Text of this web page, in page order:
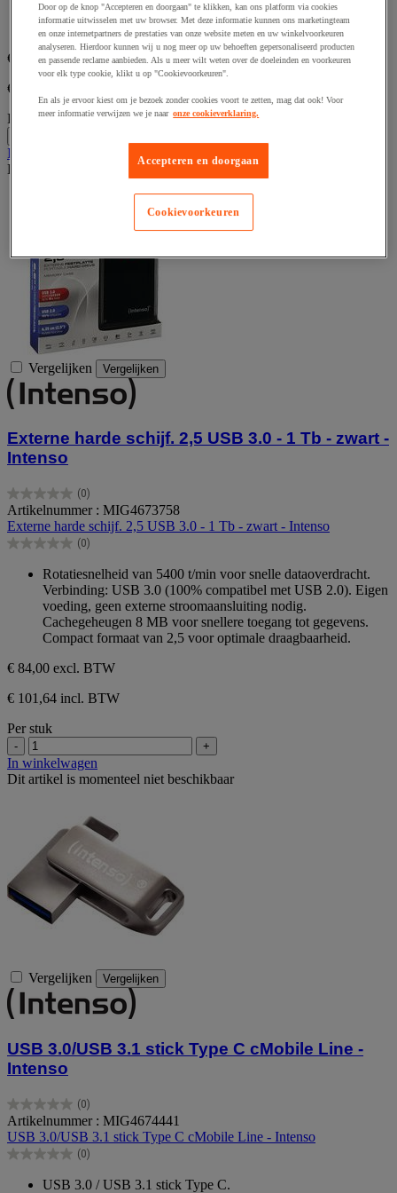
sterren.
versies) Maximale leessnelheid: 35,00 MB/s (235 x)
Maximale schrijfsnelheid: 20,00 MB/s (134 x)
€ 47,75excl. BTW
€ 57,78 incl. BTW
Per stuk
In winkelwagen
Dit artikel is momenteel niet beschikbaar
Vergelijken Vergelijken
Externe harde schijf. 2,5 USB 3.0 - 1 Tb - zwart -
Intenso
(0)
0.0
van
de
5
Artikelnummer : MIG4673758
Externe harde schijf. 2,5 USB 3.0 - 1 Tb - zwart - Intenso
(0)
0.0
sterren.
Rotatiesnelheid van 5400 t/min voor snelle dataoverdracht.
Verbinding: USB 3.0 (100% compatibel met USB 2.0). Eigen
voeding, geen externe stroomaansluiting nodig.
Cachegeheugen 8 MB voor snellere toegang tot gegevens.
Compact formaat van 2,5 voor optimale draagbaarheid.
€ 84,00 excl. BTW
€ 101,64 incl. BTW
Per stuk
- +
In winkelwagen
Dit artikel is momenteel niet beschikbaar
Vergelijken Vergelijken
USB 3.0/USB 3.1 stick Type C cMobile Line -
Intenso
(0)
0.0
van
de
5
Artikelnummer : MIG4674441
USB 3.0/USB 3.1 stick Type C cMobile Line - Intenso
(0)
0.0
USB 3.0 / USB 3.1 stick Type C.
Door op de knop "Accepteren en doorgaan" te klikken, kan ons platform via cookies
informatie uitwisselen met uw browser. Met deze informatie kunnen ons marketingteam
en onze internetpartners de prestaties van onze website meten en uw winkelvoorkeuren
analyseren. Hierdoor kunnen wij u nog meer op uw behoeften gepersonaliseerd producten
en passende reclame aanbieden. Als u meer wilt weten over de doeleinden en voorkeuren
voor elk type cookie, klikt u op "Cookievoorkeuren".
En als je ervoor kiest om je bezoek zonder cookies voort te zetten, mag dat ook! Voor
meer informatie verwijzen we je naar onze cookieverklaring.
Accepteren en doorgaan
Cookievoorkeuren